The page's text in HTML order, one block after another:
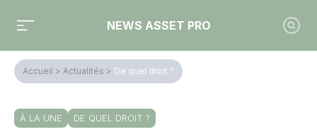
NEWS ASSET PRO
Accueil > Actualités > De quel droit ?
À LA UNE DE QUEL DROIT ?